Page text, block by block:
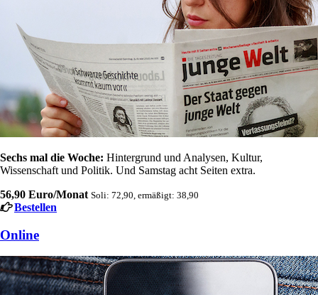
Sechs mal die Woche: Hintergrund und Analysen, Kultur,
Wissenschaft und Politik. Und Samstag acht Seiten extra.
56,90 Euro/Monat Soli: 72,90, ermäßigt: 38,90
Bestellen
Online